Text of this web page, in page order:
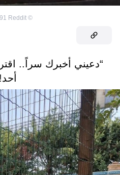
©
Reddit
“دعيني أخبرك سراً..